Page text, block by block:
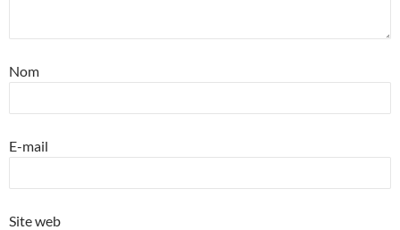
Nom
E-mail
Site web